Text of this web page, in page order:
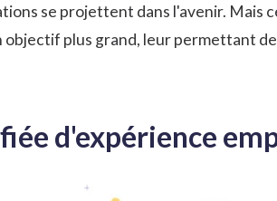
se projettent dans l'avenir. Mais
objectif plus grand, leur permettant
d'expérience